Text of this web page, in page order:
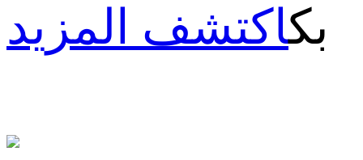
بكاكتشف المزيد